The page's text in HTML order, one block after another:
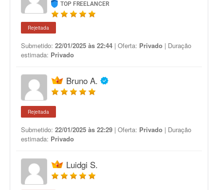
TOP FREELANCER
Rejeitada
Submetido: 22/01/2025 às 22:44 | Oferta: Privado | Duração
estimada: Privado
Bruno A.
Rejeitada
Submetido: 22/01/2025 às 22:29 | Oferta: Privado | Duração
estimada: Privado
Luidgi S.